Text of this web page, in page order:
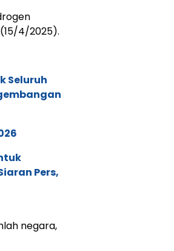
4/2025).
Seluruh
Pers,
negara,